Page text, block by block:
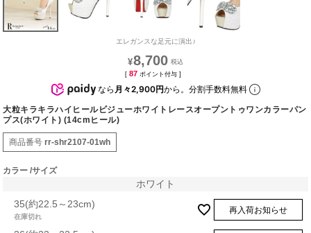
エレガンスな足元に演出♪
¥8,700
[ 87 ポイント付与 ]
なら 月々2,900円から。分割手数料無料
大粒キラキラハイヒールビジューホワイトレースオープントゥワンカラーパン
プス(ホワイト) (14cmヒール)
商品番号 rr-shr2107-01wh
カラー サイズ
ホワイト
35(約22.5～23cm)
在庫切れ
再入荷お知らせ